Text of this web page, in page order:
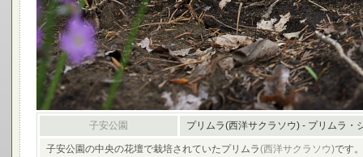
子安公園 プリムラ(西洋サクラソウ) - プリムラ・
子安公園の中央の花壇で栽培されていたプリムラ(西洋サクラソウ)です